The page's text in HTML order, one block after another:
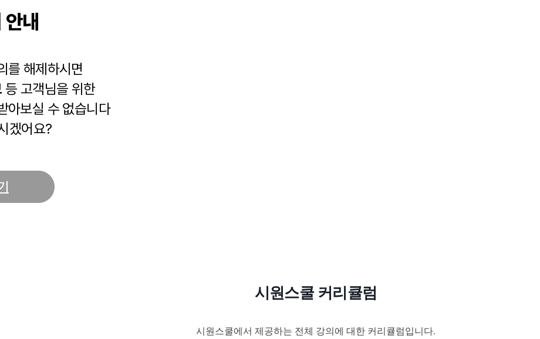
내
를 해제하시면
등 고객님을 위한
아보실 수 없습니다
겠어요?
시원스쿨 커리큘럼
시원스쿨에서 제공하는 전체 강의에 대한 커리큘럼입니다.